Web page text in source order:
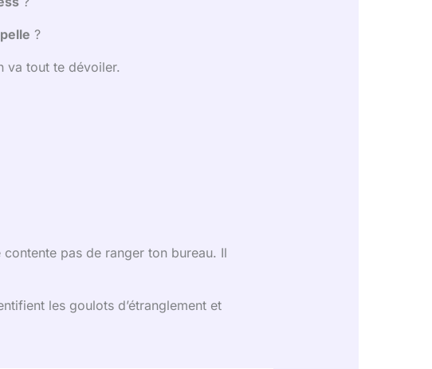
?
va tout te dévoiler.
pas de ranger ton bureau. Il
les goulots d’étranglement et